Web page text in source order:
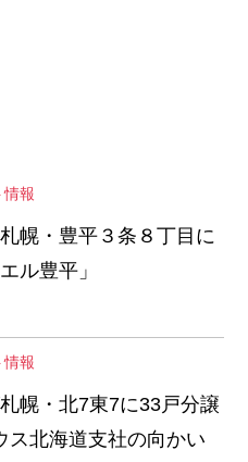
情報
幌・豊平３条８丁目に
ル豊平」
情報
幌・北7東7に33戸分譲
ス北海道支社の向かい